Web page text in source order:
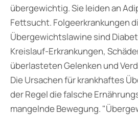
übergewichtig. Sie leiden an
Fettsucht. Folgeerkrankungen
Übergewichtslawine sind
Kreislauf-Erkrankungen,
überlasteten Gelenken und
Die Ursachen für krankhaftes
der Regel die falsche
mangelnde Bewegung.